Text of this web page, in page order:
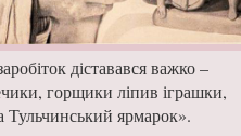
діставався важко –
горщики ліпив іграшки,
Тульчинський ярмарок».